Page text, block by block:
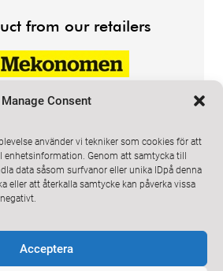
Manage Consent
använder vi tekniker som cookies för att
Genom att samtycka till
data såsom surfvanor eller unika IDpå denna
eller att återkalla samtycke kan påverka vissa
Acceptera
from our retailers
nyhetsbrev